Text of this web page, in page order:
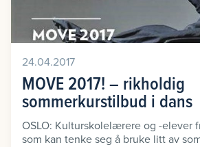
24.04.2017
MOVE 2017! – rikholdig
sommerkurstilbud i dans
OSLO: Kulturskolelærere og -elever
som kan tenke seg å bruke litt av